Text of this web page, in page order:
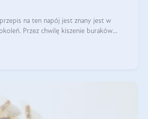
na ten napój jest znany jest w
Przez chwilę kiszenie buraków